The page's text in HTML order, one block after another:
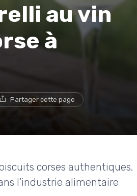
au vin
à
Partager cette page
corses authentiques.
l'industrie alimentaire